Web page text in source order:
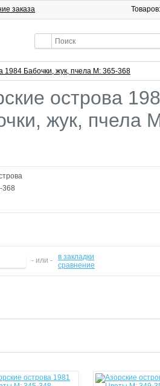
заказа
1984 Бабочки, жук, пчела М: 365-368
острова
жук, пчела
368
- или -
в закладки
сравнение